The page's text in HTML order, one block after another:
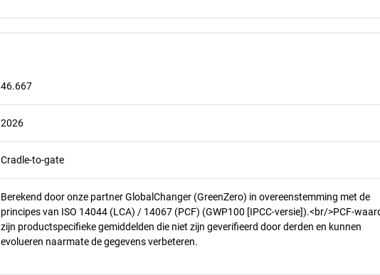
46.667
2026
Cradle-to-gate
Berekend door onze partner GlobalChanger (GreenZero) in overeenstemming met de
principes van ISO 14044 (LCA) / 14067 (PCF) (GWP100 [IPCC-versie]).<br/>PCF-
zijn productspecifieke gemiddelden die niet zijn geverifieerd door derden en kunnen
evolueren naarmate de gegevens verbeteren.